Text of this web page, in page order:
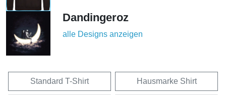
Dandingeroz
alle Designs anzeigen
Standard T-Shirt Hausmarke Shirt